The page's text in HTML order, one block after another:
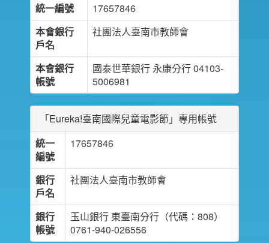
統一編號
17657846
本會銀行
戶名
社團法人臺南市教師會
本會銀行
帳號
國泰世華銀行 永康分行 04103-
5006981
「Eureka!臺南國際兒童電影節」專用帳號
統一
編號
17657846
銀行
戶名
社團法人臺南市教師會
銀行
帳號
玉山銀行 東臺南分行（代碼：808）
0761-940-026556